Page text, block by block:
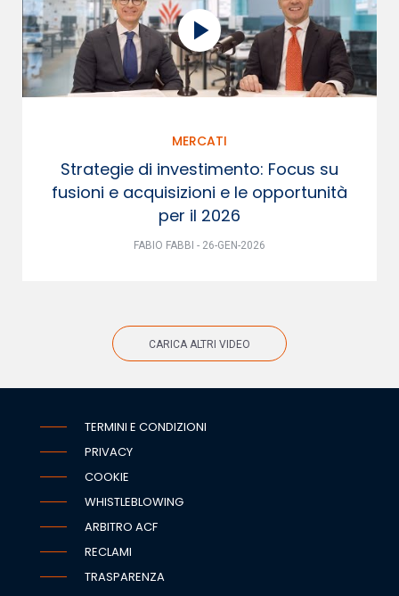
MERCATI
Strategie di investimento: Focus su
fusioni e acquisizioni e le opportunità
per il 2026
FABIO FABBI - 26-GEN-2026
CARICA ALTRI VIDEO
TERMINI E CONDIZIONI
PRIVACY
COOKIE
WHISTLEBLOWING
ARBITRO ACF
RECLAMI
TRASPARENZA